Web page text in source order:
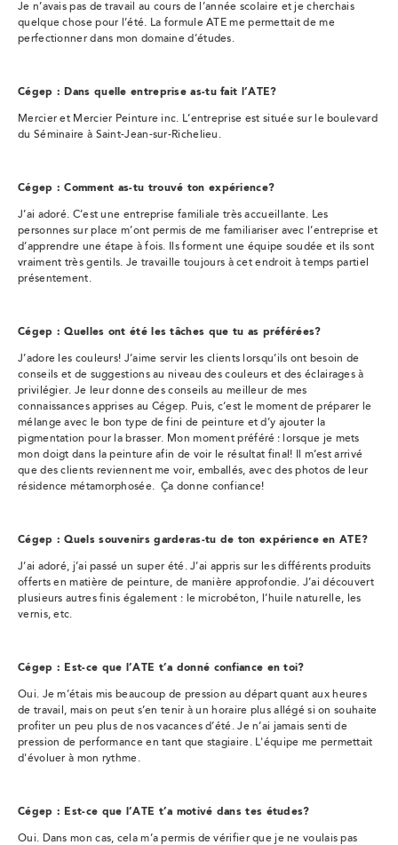
Je n’avais pas de travail au cours de l’année scolaire et je cherchais
quelque chose pour l’été. La formule ATE me permettait de me
perfectionner dans mon domaine d’études.
Cégep : Dans quelle entreprise as-tu fait l’ATE?
Mercier et Mercier Peinture inc. L’entreprise est située sur le boulevard
du Séminaire à Saint-Jean-sur-Richelieu.
Cégep : Comment as-tu trouvé ton expérience?
J’ai adoré. C’est une entreprise familiale très accueillante. Les
personnes sur place m’ont permis de me familiariser avec l’entreprise et
d’apprendre une étape à fois. Ils forment une équipe soudée et ils sont
vraiment très gentils. Je travaille toujours à cet endroit à temps partiel
présentement.
Cégep : Quelles ont été les tâches que tu as préférées?
J’adore les couleurs! J’aime servir les clients lorsqu’ils ont besoin de
conseils et de suggestions au niveau des couleurs et des éclairages à
privilégier. Je leur donne des conseils au meilleur de mes
connaissances apprises au Cégep. Puis, c’est le moment de préparer le
mélange avec le bon type de fini de peinture et d’y ajouter la
pigmentation pour la brasser. Mon moment préféré : lorsque je mets
mon doigt dans la peinture afin de voir le résultat final! Il m’est arrivé
que des clients reviennent me voir, emballés, avec des photos de leur
résidence métamorphosée. Ça donne confiance!
Cégep : Quels souvenirs garderas-tu de ton expérience en ATE?
J’ai adoré, j’ai passé un super été. J’ai appris sur les différents produits
offerts en matière de peinture, de manière approfondie. J’ai découvert
plusieurs autres finis également : le microbéton, l’huile naturelle, les
vernis, etc.
Cégep : Est-ce que l’ATE t’a donné confiance en toi?
Oui. Je m’étais mis beaucoup de pression au départ quant aux heures
de travail, mais on peut s’en tenir à un horaire plus allégé si on souhaite
profiter un peu plus de nos vacances d’été. Je n’ai jamais senti de
pression de performance en tant que stagiaire. L'équipe me permettait
d'évoluer à mon rythme.
Cégep : Est-ce que l’ATE t’a motivé dans tes études?
Oui. Dans mon cas, cela m’a permis de vérifier que je ne voulais pas